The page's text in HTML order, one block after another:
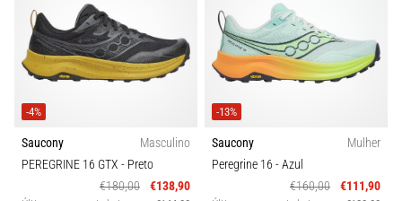
Joelho
de
Corredor:
Causas,
Tratamento
e
Prevenção
O
-4%
Saucony
Masculino
PEREGRINE 16 GTX - Preto
€180,00
€138,90
-13%
Saucony
Mulher
Peregrine 16 - Azul
€160,00
€111,90